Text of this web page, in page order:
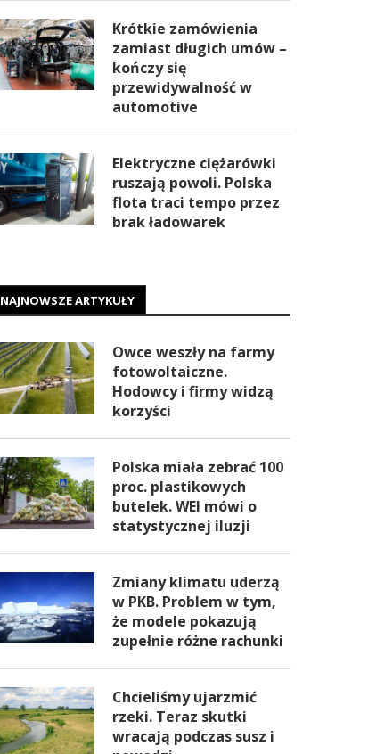
Krótkie zamówienia
zamiast długich umów –
kończy się
przewidywalność w
automotive
Elektryczne ciężarówki
ruszają powoli. Polska
flota traci tempo przez
brak ładowarek
NAJNOWSZE ARTYKUŁY
Owce weszły na farmy
fotowoltaiczne.
Hodowcy i firmy widzą
korzyści
Polska miała zebrać 100
proc. plastikowych
butelek. WEI mówi o
statystycznej iluzji
Zmiany klimatu uderzą
w PKB. Problem w tym,
że modele pokazują
zupełnie różne rachunki
Chcieliśmy ujarzmić
rzeki. Teraz skutki
wracają podczas susz i